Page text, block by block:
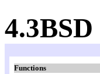
Functions